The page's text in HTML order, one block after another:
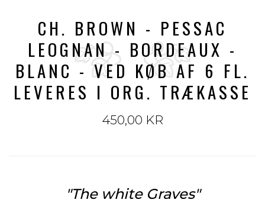
CH. BROWN - PESSAC
LEOGNAN - BORDEAUX -
BLANC - VED KØB AF 6 FL.
LEVERES I ORG. TRÆKASSE
450,00 KR
"The white Graves"